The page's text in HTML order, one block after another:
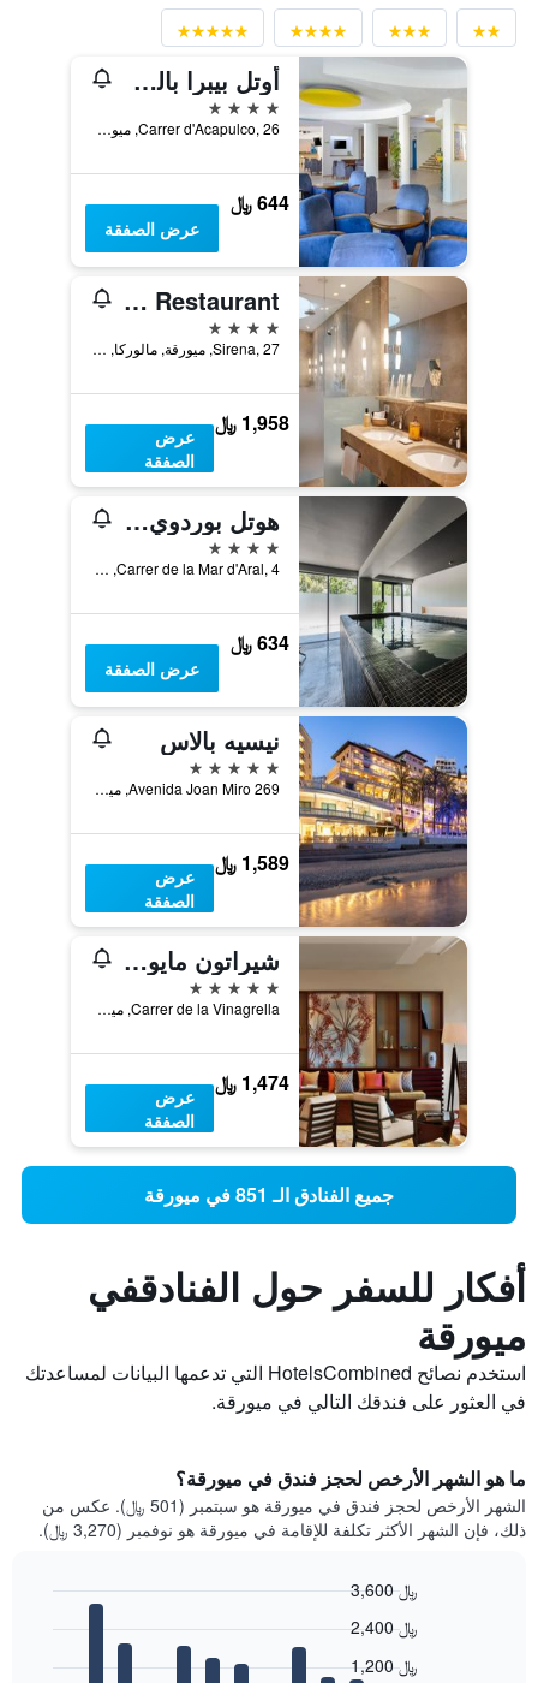
أوتل بيبرا بالما كاكتوس
4 نجوم
Carrer d'Acapulco, 26, ميورقة, مالوركا, أسبانيا
644 ﷼
عرض الصفقة
Portixol Hotel & Restaurant
4 نجوم
Sirena, 27, ميورقة, مالوركا, أسبانيا
1,958 ﷼
عرض
الصفقة
هوتل بوردوي كوسموبوليتان
4 نجوم
Carrer de la Mar d'Aral, 4, ميورقة, مالوركا, أسبانيا
634 ﷼
عرض الصفقة
نيسيه بالاس
5 نجوم
Avenida Joan Miro 269, ميورقة, مالوركا, أسبانيا
1,589 ﷼
عرض
الصفقة
شيراتون مايوركا أرابيلا جولف هوتل
5 نجوم
Carrer de la Vinagrella, ميورقة, مالوركا, أسبانيا
1,474 ﷼
عرض
الصفقة
جميع الفنادق الـ 851 في ميورقة
أفكار للسفر حول الفنادقفي
ميورقة
استخدم نصائح HotelsCombined التي تدعمها البيانات لمساعدتك
في العثور على فندقك التالي في ميورقة.
ما هو الشهر الأرخص لحجز فندق في ميورقة؟
الشهر الأرخص لحجز فندق في ميورقة هو سبتمبر (501 ﷼). عكس من
ذلك، فإن الشهر الأكثر تكلفة للإقامة في ميورقة هو نوفمبر (3,270 ﷼).
1,200 ﷼
2,400 ﷼
3,600 ﷼